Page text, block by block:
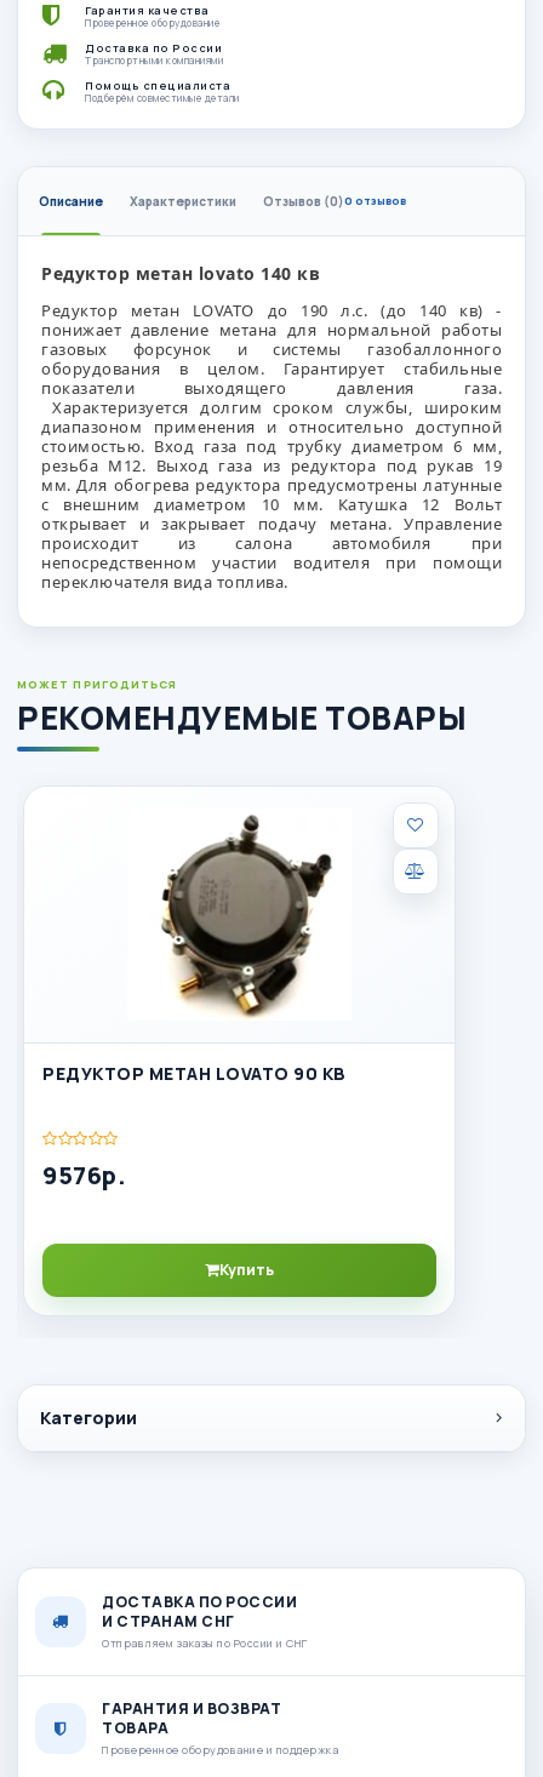
Категории
Гарантия качества
Проверенное оборудование
Доставка по России
Транспортными компаниями
Помощь специалиста
Подберём совместимые детали
Описание Характеристики Отзывов (0)0 отзывов
Редуктор метан lovato 140 кв
Редуктор метан LOVATO до 190 л.с. (до 140 кв) -
понижает давление метана для нормальной работы
газовых форсунок и системы газобаллонного
оборудования в целом. Гарантирует стабильные
показатели выходящего давления газа.
Характеризуется долгим сроком службы, широким
диапазоном применения и относительно доступной
стоимостью. Вход газа под трубку диаметром 6 мм,
резьба M12. Выход газа из редуктора под рукав 19
мм.Для обогрева редуктора предусмотрены латунные
с внешним диаметром 10 мм. Катушка 12 Вольт
открывает и закрывает подачу метана. Управление
происходит из салона автомобиля при
непосредственном участии водителя при помощи
переключателя вида топлива.
МОЖЕТ ПРИГОДИТЬСЯ
РЕКОМЕНДУЕМЫЕ ТОВАРЫ
РЕДУКТОР МЕТАН LOVATO 90 КВ
9576р.
Купить
ДОСТАВКА ПО РОССИИ
И СТРАНАМ СНГ
Отправляем заказы по России и СНГ
ГАРАНТИЯ И ВОЗВРАТ
ТОВАРА
Проверенное оборудование и поддержка